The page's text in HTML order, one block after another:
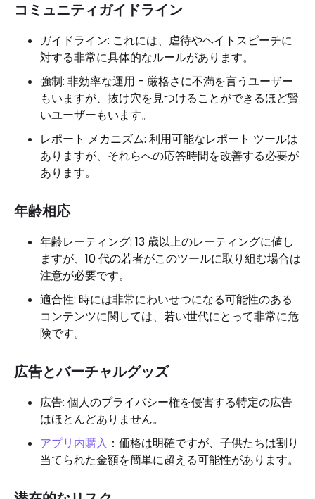
コミュニティガイドライン
ガイドライン: これには、虐待やヘイトスピーチに
対する非常に具体的なルールがあります。
強制: 非効率な運用 - 厳格さに不満を言うユーザー
もいますが、抜け穴を見つけることができるほど賢
いユーザーもいます。
レポート メカニズム: 利用可能なレポート ツールは
ありますが、それらへの応答時間を改善する必要が
あります。
年齢相応
年齢レーティング: 13 歳以上のレーティングに値し
ますが、10 代の若者がこのツールに取り組む場合は
注意が必要です。
適合性: 時には非常にわいせつになる可能性のある
コンテンツに関しては、若い世代にとって非常に危
険です。
広告とバーチャルグッズ
広告: 個人のプライバシー権を侵害する特定の広告
はほとんどありません。
アプリ内購入 ：価格は明確ですが、子供たちは割り
当てられた金額を簡単に超える可能性があります。